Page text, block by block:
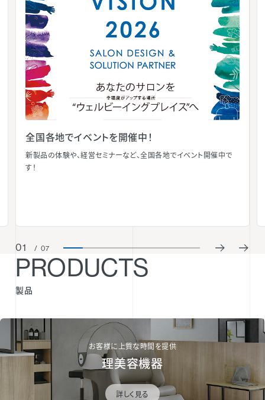
全国各地でイベントを開催中！
新製品の体験や、経営セミナーなど、全国各地でイベント開催中で
す！
01 / 07
PRODUCTS
製品
お客様に上質な時間を提供
理美容機器
詳しく見る